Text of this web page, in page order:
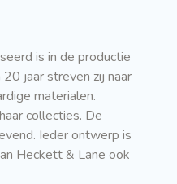
is in de productie
jaar streven zij naar
materialen.
collecties. De
Ieder ontwerp is
Heckett & Lane ook